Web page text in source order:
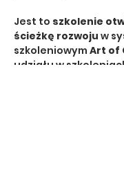
Jest to szkolenie
ścieżkę rozwoju w
szkoleniowym Art of
udziału w